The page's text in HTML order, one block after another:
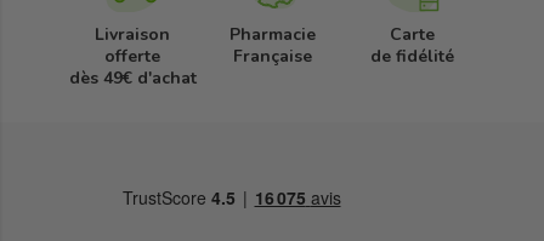
Livraison
offerte
dès 49€ d'achat
Pharmacie
Française
Carte
de fidélité